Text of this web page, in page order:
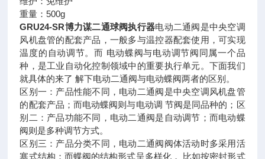
重量：500g
GRU24-SR博力谋二通球阀执行器电动二通阀是中央空调
风机盘管的配套产品，一般多与温控器配套使用，可实现
温度的自动调节。而 电动蝶阀与电动调节阀同属一个品
种，是工业自动化控制领域中的重要执行单元。下面我们
就具体的来了 解下电动二通阀与电动蝶阀两者的区别。
区别一：产品性能不同，电动二通阀是中央空调风机盘管
的配套产品；而电动蝶阀则与电动调 节阀是同品种的；区
别二：产品功能不同，电动二通阀是自动调节；而电动蝶
阀则是多种调节方式。
区别三：产品分类不同，电动二通阀阀体活动时多采用活
塞式结构；而蝶阀的结构形式呈多样化， 比如按密封形式